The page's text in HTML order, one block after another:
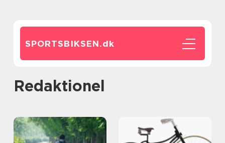
SPORTSBIKSEN.dk
redaktionel